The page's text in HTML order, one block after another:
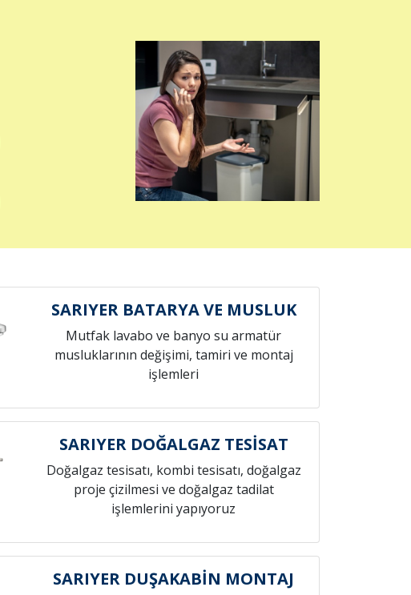
SARIYER BATARYA VE MUSLUK
Mutfak lavabo ve banyo su armatür
musluklarının değişimi, tamiri ve montaj
işlemleri
SARIYER DOĞALGAZ TESİSAT
Doğalgaz tesisatı, kombi tesisatı, doğalgaz
proje çizilmesi ve doğalgaz tadilat
işlemlerini yapıyoruz
SARIYER DUŞAKABİN MONTAJ